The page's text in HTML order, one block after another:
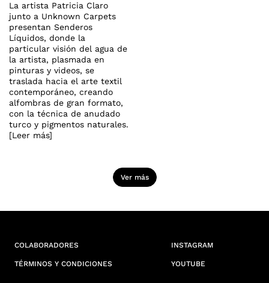
La artista Patricia Claro
junto a Unknown Carpets
presentan Senderos
Líquidos, donde la
particular visión del agua de
la artista, plasmada en
pinturas y videos, se
traslada hacia el arte textil
contemporáneo, creando
alfombras de gran formato,
con la técnica de anudado
turco y pigmentos naturales.
[Leer más]
Ver más
COLABORADORES
TÉRMINOS Y CONDICIONES
INSTAGRAM
YOUTUBE